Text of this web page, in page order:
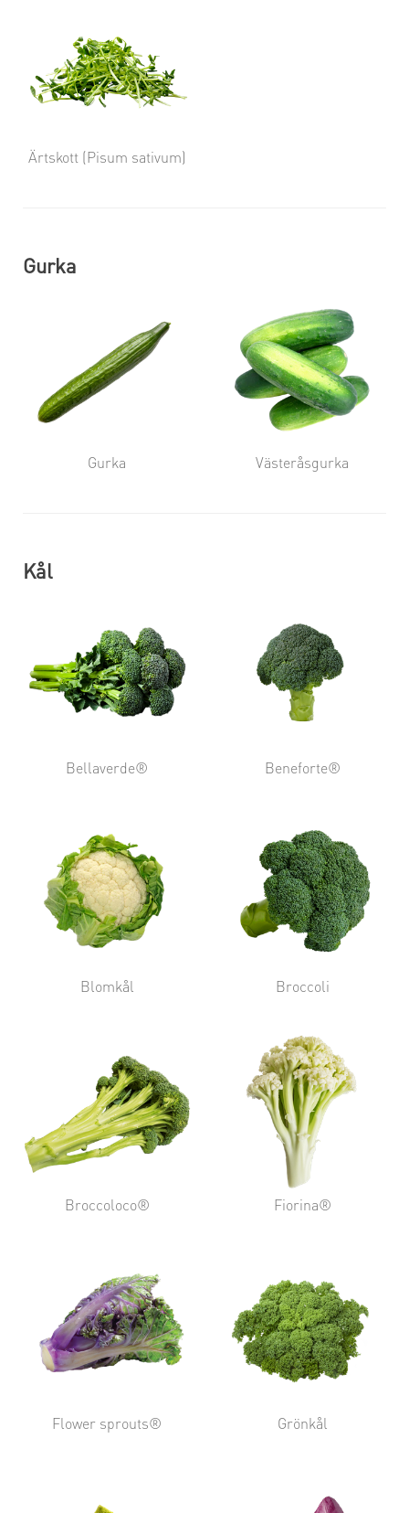
Ärtskott (Pisum sativum)
Gurka
Gurka Västeråsgurka
Kål
Bellaverde® Beneforte®
Blomkål Broccoli
Broccoloco® Fiorina®
Flower sprouts® Grönkål